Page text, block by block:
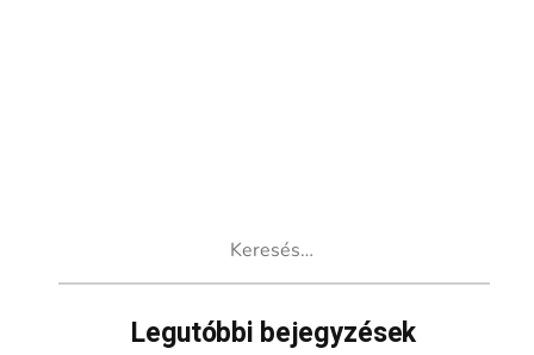
Legutóbbi bejegyzések